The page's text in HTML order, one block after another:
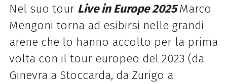
Nel suo tour Live in Europe 2025Marco
Mengoni torna ad esibirsi nelle grandi
arene che lo hanno accolto per la prima
volta con il tour europeo del 2023 (da
Ginevra a Stoccarda, da Zurigo a